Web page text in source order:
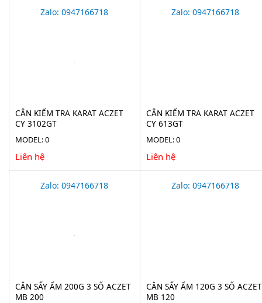
Zalo: 0947166718
CÂN KIỂM TRA KARAT ACZET
CY 3102GT
MODEL: 0
Liên hệ
Zalo: 0947166718
CÂN KIỂM TRA KARAT ACZET
CY 613GT
MODEL: 0
Liên hệ
Zalo: 0947166718
CÂN SẤY ẨM 200G 3 SỐ ACZET
MB 200
Zalo: 0947166718
CÂN SẤY ẨM 120G 3 SỐ ACZET
MB 120